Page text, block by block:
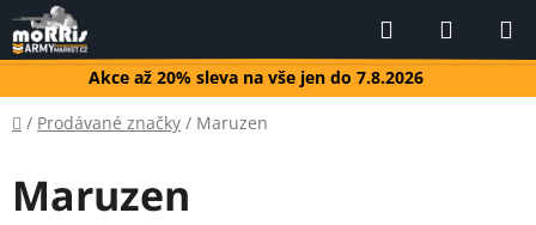
Přejít
na
obsah
Akce až 20% sleva na vše jen do 7.8.2026
Hledat
KOŠÍK
Domů
/ Prodávané značky / Maruzen
Maruzen